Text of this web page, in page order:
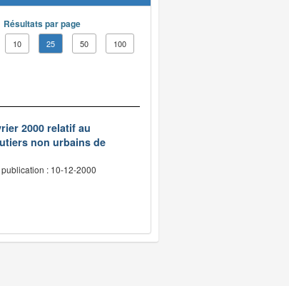
Résultats par page
10 25 50 100
2000 relatif au
non urbains de
: 10-12-2000